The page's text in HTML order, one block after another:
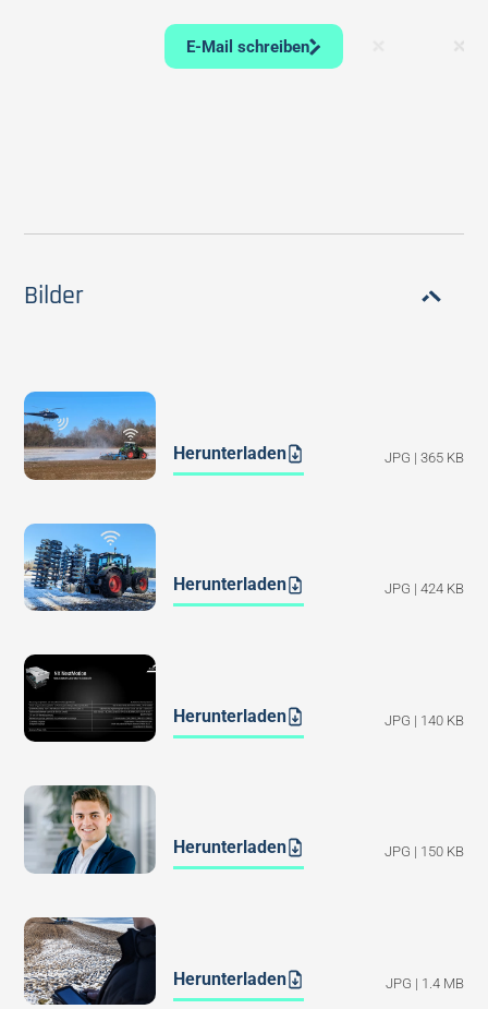
E-Mail schreiben
Bilder
JPG | 365 KB
Herunterladen
JPG | 424 KB
Herunterladen
JPG | 140 KB
Herunterladen
JPG | 150 KB
Herunterladen
JPG | 1.4 MB
Herunterladen